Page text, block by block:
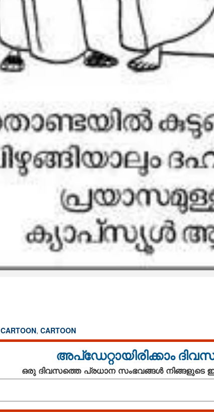
CARTOON, CARTOON
അപ്ഡേറ്റായിരിക്കാം
ഒരു ദിവസത്തെ പ്രധാന സംഭവങ്ങൾ
കാർട്ടൂൺ